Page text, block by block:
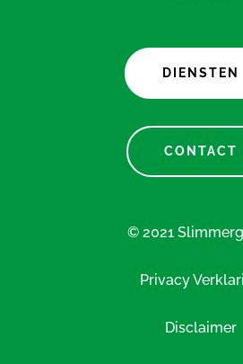
DIENSTEN
CONTACT
© 2021
Privacy
Disclaimer